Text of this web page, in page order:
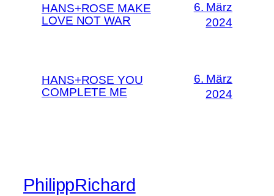
HANS+ROSE MAKE
LOVE NOT WAR
6. März
2024
HANS+ROSE YOU
COMPLETE ME
6. März
2024
PhilippRichard